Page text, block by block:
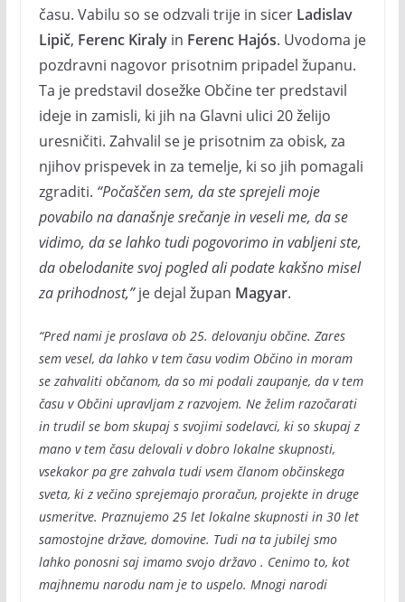
času. Vabilu so se odzvali trije in sicer Ladislav
Lipič, Ferenc Kiraly in Ferenc Hajós. Uvodoma je
pozdravni nagovor prisotnim pripadel županu.
Ta je predstavil dosežke Občine ter predstavil
ideje in zamisli, ki jih na Glavni ulici 20 želijo
uresničiti. Zahvalil se je prisotnim za obisk, za
njihov prispevek in za temelje, ki so jih pomagali
zgraditi. “Počaščen sem, da ste sprejeli moje
povabilo na današnje srečanje in veseli me, da se
vidimo, da se lahko tudi pogovorimo in vabljeni ste,
da obelodanite svoj pogled ali podate kakšno misel
za prihodnost,”je dejal župan Magyar.
“Pred nami je proslava ob 25. delovanju občine. Zares
sem vesel, da lahko v tem času vodim Občino in moram
se zahvaliti občanom, da so mi podali zaupanje, da v tem
času v Občini upravljam z razvojem. Ne želim razočarati
in trudil se bom skupaj s svojimi sodelavci, ki so skupaj z
mano v tem času delovali v dobro lokalne skupnosti,
vsekakor pa gre zahvala tudi vsem članom občinskega
sveta, ki z večino sprejemajo proračun, projekte in druge
usmeritve. Praznujemo 25 let lokalne skupnosti in 30 let
samostojne države, domovine. Tudi na ta jubilej smo
lahko ponosni saj imamo svojo državo . Cenimo to, kot
majhnemu narodu nam je to uspelo. Mnogi narodi